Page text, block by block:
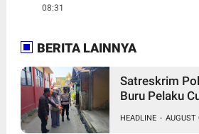
08:31
BERITA LAINNYA
Satreskrim
Buru Pelaku
HEADLINE - AUGUST